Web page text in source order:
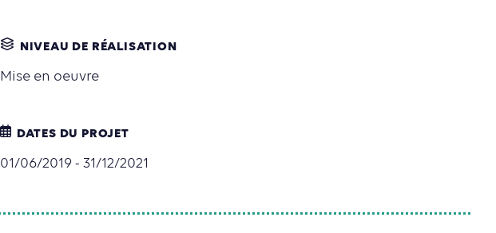
NIVEAU DE RÉALISATION
Mise en oeuvre
DATES DU PROJET
01/06/2019 - 31/12/2021